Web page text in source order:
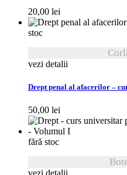
20,00 lei
stoc
vezi detalii
Drept penal al afacerilor –
50,00 lei
fără stoc
vezi detalii